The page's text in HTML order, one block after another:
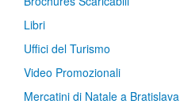
Libri
Uffici del Turismo
Video Promozionali
Mercatini di Natale a Bratislava